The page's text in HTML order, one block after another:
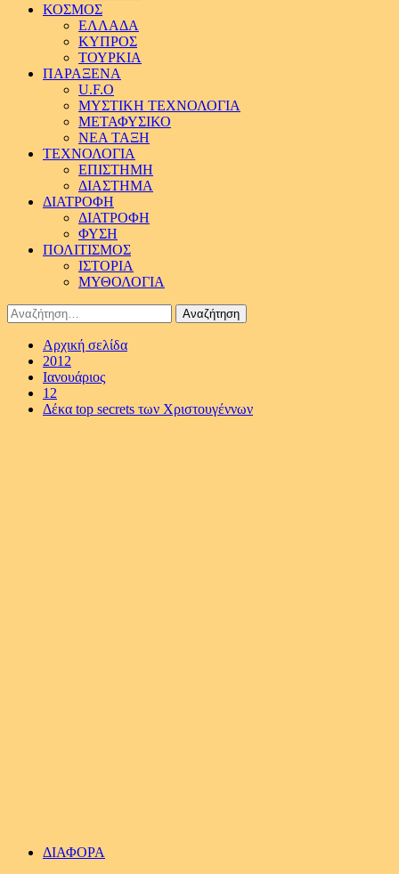
ΚΟΣΜΟΣ
ΕΛΛΑΔΑ
ΚΥΠΡΟΣ
ΤΟΥΡΚΙΑ
ΠΑΡΑΞΕΝΑ
U.F.O
ΜΥΣΤΙΚΗ ΤΕΧΝΟΛΟΓΙΑ
ΜΕΤΑΦΥΣΙΚΟ
ΝΕΑ ΤΑΞΗ
ΤΕΧΝΟΛΟΓΙΑ
ΕΠΙΣΤΗΜΗ
ΔΙΑΣΤΗΜΑ
ΔΙΑΤΡΟΦΗ
ΔΙΑΤΡΟΦΗ
ΦΥΣΗ
ΠΟΛΙΤΙΣΜΟΣ
ΙΣΤΟΡΙΑ
ΜΥΘΟΛΟΓΙΑ
Αναζήτηση
για:
Αρχική σελίδα
2012
Ιανουάριος
12
Δέκα top secrets των Χριστουγέννων
ΔΙΑΦΟΡΑ